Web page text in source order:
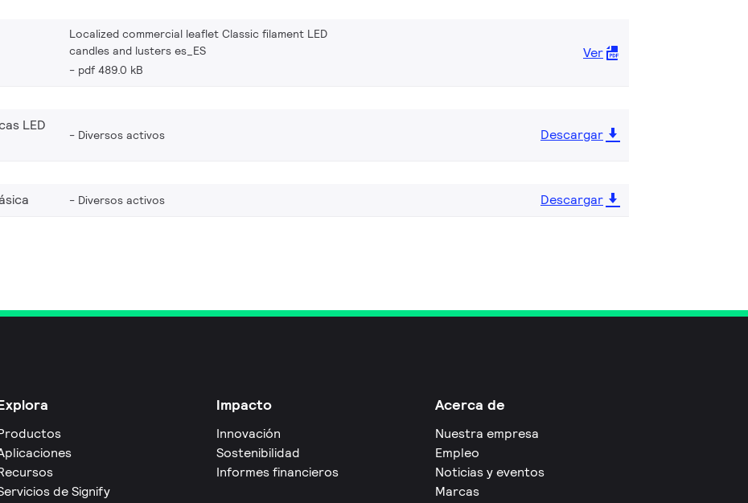
Localized commercial leaflet Classic filament LED
candles and lusters es_ES
pdf 489.0 kB
Ver
LED
Diversos activos Descargar
Diversos activos Descargar
de Signify
Impacto
Innovación
Sostenibilidad
Informes financieros
Acerca de
Nuestra empresa
Empleo
Noticias y eventos
Marcas